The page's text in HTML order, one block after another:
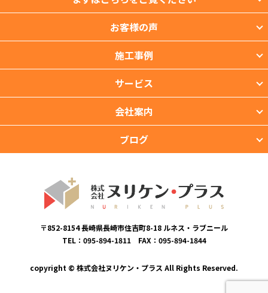
お客様の声
施工事例
サービス
会社案内
ブログ
〒852-8154 長崎県長崎市住吉町8-18 ルネス・ラブニール
TEL：095-894-1811 FAX：095-894-1844
copyright © 株式会社ヌリケン・プラス All Rights Reserved.